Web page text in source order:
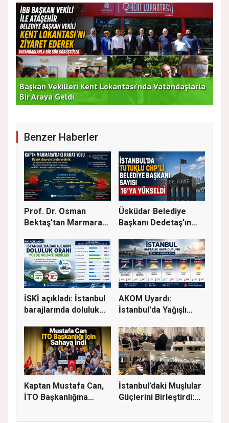
Başkan Vekilleri Kent Lokantası'nda Vatandaşlarla
Bir Araya Geldi
Benzer Haberler
Prof. Dr. Osman
Bektaş'tan Marmara
Üsküdar Belediye
Başkanı Dedetaş’ın
İSKİ açıkladı: İstanbul
barajlarında doluluk...
AKOM Uyardı:
İstanbul'da Yağışlı
Kaptan Mustafa Can,
İTO Başkanlığına
İstanbul’daki Muşlular
Güçlerini Birleştirdi:...